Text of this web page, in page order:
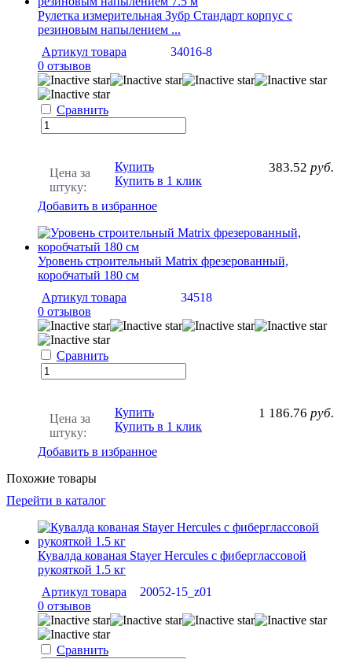
Рулетка измерительная Зубр Cтандарт корпус с
резиновым напылением ...
Артикул товара
34016-8
0 отзывов
Сравнить
Цена за
штуку:
383.52 руб.
Купить
Купить в 1 клик
Добавить в избранное
Уровень строительный Matrix фрезерованный,
коробчатый 180 см
Артикул товара
34518
0 отзывов
Сравнить
Цена за
штуку:
1 186.76 руб.
Купить
Купить в 1 клик
Добавить в избранное
Похожие товары
Перейти в каталог
Кувалда кованая Stayer Hercules с фиберглассовой
рукояткой 1.5 кг
Артикул товара
20052-15_z01
0 отзывов
Сравнить